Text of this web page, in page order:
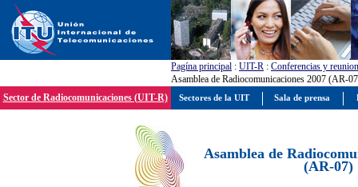
Pagína principal : UIT-R : Conferencias y
Asamblea de Radiocomunicaciones 2007 (AR-
Sector de Radiocomunicaciones (UIT-R)
Asamblea de
(AR-07)
Sectores de la UIT Sala de prensa